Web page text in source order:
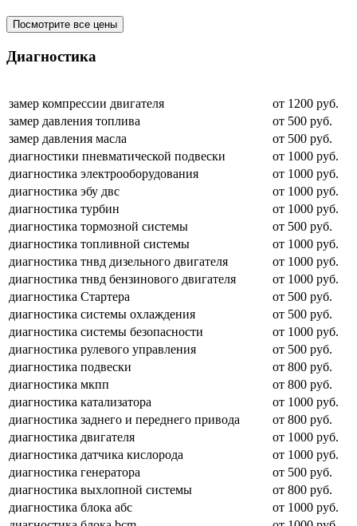
Посмотрите все цены
Диагностика
замер компрессии двигателя
от 1200 руб.
замер давления топлива
от 500 руб.
замер давления масла
от 500 руб.
диагностики пневматической подвески
от 1000 руб.
диагностика электрооборудования
от 1000 руб.
диагностика эбу двс
от 1000 руб.
диагностика турбин
от 1000 руб.
диагностика тормозной системы
от 500 руб.
диагностика топливной системы
от 1000 руб.
диагностика тнвд дизельного двигателя
от 1000 руб.
диагностика тнвд бензинового двигателя
от 1000 руб.
диагностика Стартера
от 500 руб.
диагностика системы охлаждения
от 500 руб.
диагностика системы безопасности
от 1000 руб.
диагностика рулевого управления
от 500 руб.
диагностика подвески
от 800 руб.
диагностика мкпп
от 800 руб.
диагностика катализатора
от 1000 руб.
диагностика заднего и переднего привода
от 800 руб.
диагностика двигателя
от 1000 руб.
диагностика датчика кислорода
от 1000 руб.
диагностика генератора
от 500 руб.
диагностика выхлопной системы
от 800 руб.
диагностика блока абс
от 1000 руб.